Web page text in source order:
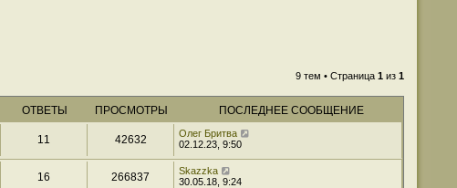
9 тем • Страница 1 из 1
ОТВЕТЫ ПРОСМОТРЫ ПОСЛЕДНЕЕ СООБЩЕНИЕ
11 42632
Олег Бритва
02.12.23, 9:50
16 266837
Skazzka
30.05.18, 9:24